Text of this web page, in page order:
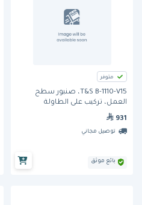
متوفر
T&S B-1110-V15، صنبور سطح
العمل، تركيب على الطاولة
931
توصيل مجاني
بائع موثق